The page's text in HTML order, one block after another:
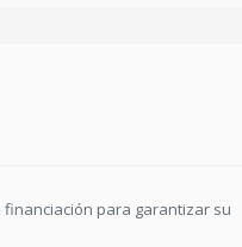
para garantizar su